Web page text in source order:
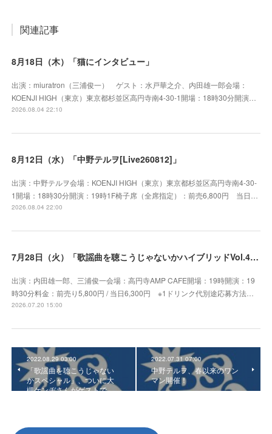
関連記事
8月18日（木）「猫にインタビュー」
出演：miuratron（三浦俊一） ゲスト：水戸華之介、内田雄一郎会場：
KOENJI HIGH（東京）東京都杉並区高円寺南4-30-1開場：18時30分開演…
2026.08.04 22:10
8月12日（水）「中野テルヲ[Live260812]」
出演：中野テルヲ会場：KOENJI HIGH（東京）東京都杉並区高円寺南4-30-
1開場：18時30分開演：19時1F椅子席（全席指定）：前売6,800円 当日…
2026.08.04 22:00
7月28日（火）「歌謡曲を聴こうじゃないかハイブリッドVol.41」
出演：内田雄一郎、三浦俊一会場：高円寺AMP CAFE開場：19時開演：19
時30分料金：前売り5,800円 / 当日6,300円 ※1ドリンク代別途応募方法…
2026.07.20 15:00
2022.08.29 03:00
「歌謡曲を聴こうじゃない
かスペシャル」、ついに大
槻ケンヂさんがゲストで…
2022.07.31 07:00
中野テルヲ、春以来のワン
マン開催！